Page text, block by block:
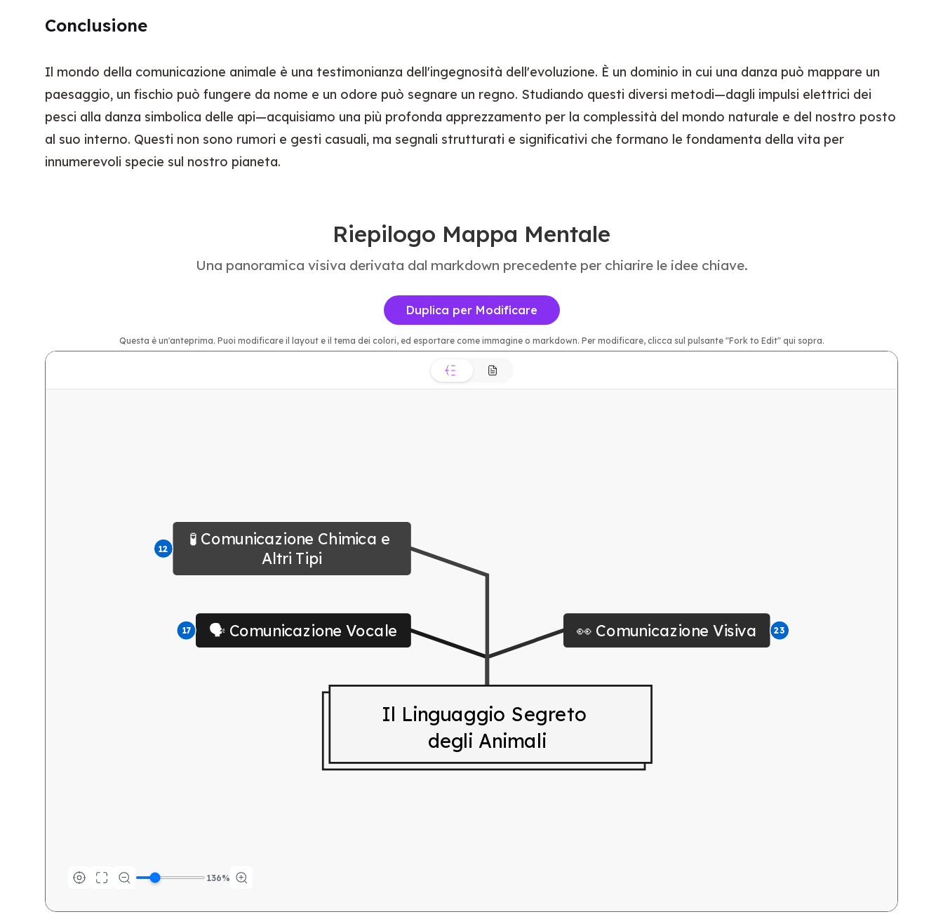
Conclusione
Il mondo della comunicazione animale è una testimonianza dell'ingegnosità dell'evoluzione. È un dominio in cui una danza può mappare un
paesaggio, un fischio può fungere da nome e un odore può segnare un regno. Studiando questi diversi metodi—dagli impulsi elettrici dei
pesci alla danza simbolica delle api—acquisiamo una più profonda apprezzamento per la complessità del mondo naturale e del nostro posto
al suo interno. Questi non sono rumori e gesti casuali, ma segnali strutturati e significativi che formano le fondamenta della vita per
innumerevoli specie sul nostro pianeta.
Riepilogo Mappa Mentale
Una panoramica visiva derivata dal markdown precedente per chiarire le idee chiave.
Duplica per Modificare
Questa è un'anteprima. Puoi modificare il layout e il tema dei colori, ed esportare come immagine o markdown. Per modificare, clicca sul pulsante "Fork to Edit" qui sopra.
🗣️ Comunicazione Vocale
17 👀 Comunicazione Visiva 23
🧪 Comunicazione Chimica e
Altri Tipi
12
Il Linguaggio Segreto
degli Animali
136%